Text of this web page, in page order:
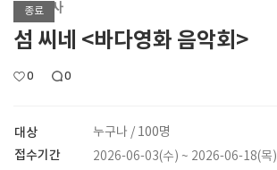
종료
기획행사
섬 씨네 <바다영화 음악회>
0 0
대상 누구나 / 100명
접수기간 2026-06-03(수) ~ 2026-06-18(목)